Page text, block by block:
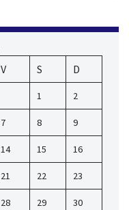
V S D
1 2
7 8 9
14 15 16
21 22 23
28 29 30